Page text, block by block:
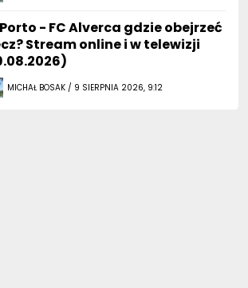
Porto - FC Alverca gdzie obejrzeć
Stream online i w telewizji
MICHAŁ BOSAK / 9 SIERPNIA 2026, 9:12